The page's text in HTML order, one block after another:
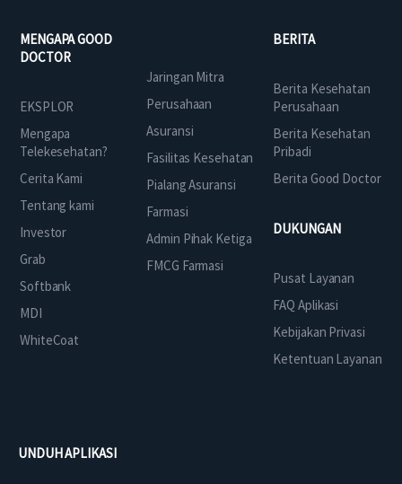
MENGAPA GOOD
DOCTOR
EKSPLOR
Mengapa
Telekesehatan?
Cerita Kami
Tentang kami
Investor
Grab
Softbank
MDI
WhiteCoat
Jaringan Mitra
Perusahaan
Asuransi
Fasilitas Kesehatan
Pialang Asuransi
Farmasi
Admin Pihak Ketiga
FMCG Farmasi
BERITA
Berita Kesehatan
Perusahaan
Berita Kesehatan
Pribadi
Berita Good Doctor
DUKUNGAN
Pusat Layanan
FAQ Aplikasi
Kebijakan Privasi
Ketentuan Layanan
UNDUH APLIKASI